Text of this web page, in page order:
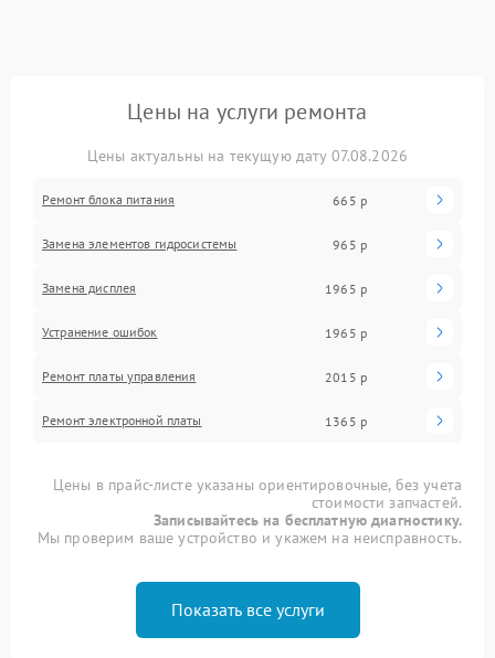
Цены на услуги ремонта
Цены актуальны на текущую дату 07.08.2026
Ремонт блока питания 665 р
Замена элементов гидросистемы 965 р
Замена дисплея 1965 р
Устранение ошибок 1965 р
Ремонт платы управления 2015 р
Ремонт электронной платы 1365 р
Цены в прайс-листе указаны ориентировочные, без учета
стоимости запчастей.
Записывайтесь на бесплатную диагностику.
Мы проверим ваше устройство и укажем на неисправность.
Показать все услуги